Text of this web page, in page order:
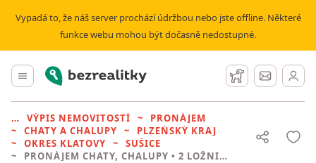
Vypadá to, že náš server prochází údržbou nebo jste offline. Některé
funkce webu mohou být dočasně nedostupné.
Hlavní menu
Bezrealitky Hlídací pes
Zprávy
VÝPIS NEMOVITOSTÍ
PRONÁJEM
CHATY A CHALUPY
PLZEŇSKÝ KRAJ
OKRES KLATOVY
SUŠICE
PRONÁJEM CHATY, CHALUPY • 2 LOŽNICE BEZ REALITKY